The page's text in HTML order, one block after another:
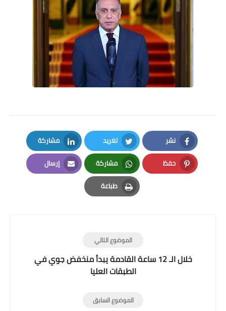
نشر
Facebook
تغريد
Twitter
مشاركة
LinkedIn
حفظ
Pinterest
مشاركة
Whatsapp
إرسال
Email
طباعة
Print
الموضوع التالي
خلال الـ 12 ساعة القادمة يبدأ منخفض جوي في
الطبقات العليا
الموضوع السابق